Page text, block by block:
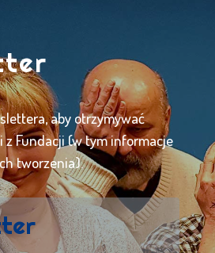
aby otrzymywać
z Fundacji (w tym informacje
tworzenia).